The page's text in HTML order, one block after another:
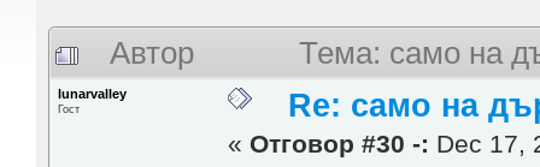
Автор Тема: само на
lunarvalley
Гост Re: само на
« Отговор #30 -: Dec 17,